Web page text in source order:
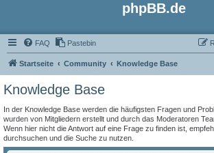
phpBB.de
FAQ Pastebin
Startseite Community Knowledge Base
Knowledge Base
In der Knowledge Base werden die häufigsten Fragen und
wurden von Mitgliedern erstellt und durch das Moderatoren
Wenn hier nicht die Antwort auf eine Frage zu finden ist,
durchsuchen und die Suche zu nutzen.